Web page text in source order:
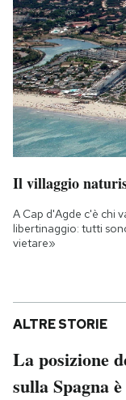
Il villaggio
A Cap d'Agde c'è chi
libertinaggio: tutti
vietare»
ALTRE STORIE
La posizione
sulla Spagna